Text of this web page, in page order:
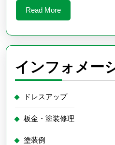
バ
ー
の
装
着
に
つ
て
■
Read MoreRead
More
インフォメー
ドレスアップ
板金・塗装修理
塗装例